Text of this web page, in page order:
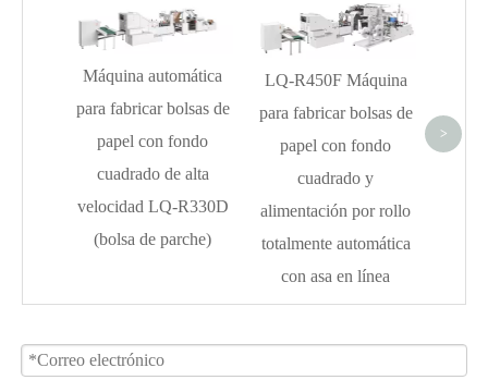
LQ-R450F Máquina
para fabricar bolsas de
papel con fondo
cuadrado y
alimentación por rollo
totalmente automática
LQ-R450BT Máquina
para fabricar bolsas de
papel de fondo
cuadrado con
alimentación por rollo
totalmente automática
(asa giratoria)
de
>